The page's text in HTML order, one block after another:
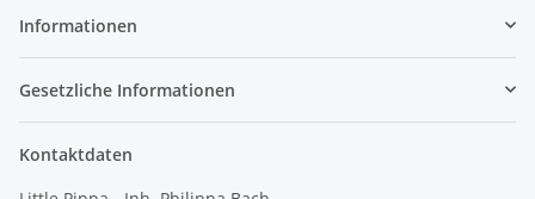
Informationen
Gesetzliche Informationen
Kontaktdaten